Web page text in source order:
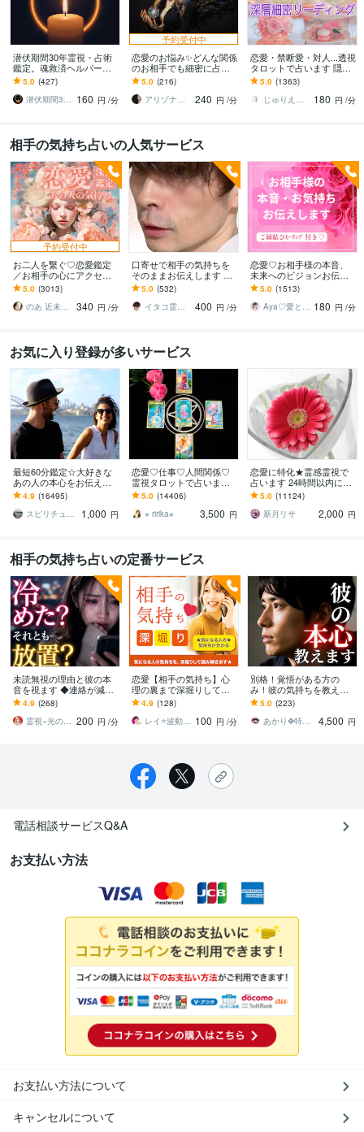
潜伏期間30年霊視・占術
鑑定。魂救済ヘルパーし
ます ◆元介護職。魂の声
を傾聴し実生活に活きる
鑑定をお届けします。
5.0 (427)
潜伏期間30年の霊視・占術鑑定 ひのわ 160 円 /分
予約受付中
恋愛のお悩み✨どんな関係
のお相手でも細密に占い
ます 片思い、相手の気持
ち、相性、未来、復縁、
出会い、複雑恋愛など
5.0 (216)
アリゾナ鑑定★Ayumi～愛結実
240 円 /分
恋愛・禁断愛・対人...透視
タロットで占います 隠さ
れた感情・今後の展開も
徹底鑑定。願いを叶えた
いあなたへ。
5.0 (1363)
じゅりえった✳︎GiulietTAROT
180 円 /分
相手の気持ち占いの人気サービス
予約受付中
お二人を繋ぐ♡恋愛鑑定
／お相手の心にアクセス
します お相手の温度感／
片思い／複雑／復縁／遠
距離／全世代鑑定中❣
5.0 (3013)
のあ 近未来鑑定師 TR OR LE
340 円 /分
口寄せで相手の気持ちを
そのままお伝えします 現
状を把握し未来を切り開
く方法を具体的にお伝え
します
5.0 (532)
イタコ霊能者 豊珠
400 円 /分
恋愛♡お相手様の本音、
未来へのビジョンお伝え
します どんな関係でも細
密にお伝えします✨ツイン
レイ ソウルメイト
5.0 (1513)
Aya♡愛と光のスピリチュアルガイド 180 円 /分
お気に入り登録が多いサービス
最短60分鑑定☆大好きな
あの人の本心をお伝えし
ます 【詳細不要】好きな
人の本音と将来への思
い。私をどう思ってる？
4.9 (16495)
スピリチュアルカウンセラー沙耶美
1,000 円
恋愛♡仕事♡人間関係♡
霊視タロットで占います
霊視鑑定♡恋愛アドバイ
ザーとして相手の心理も
詳しく解説します
5.0 (14406)
※ ririka※
3,500 円
恋愛に特化★霊感霊視で
占います 24時間以内に返
信、スピリチュアル鑑定
5.0 (11124)
新月リサ
2,000 円
相手の気持ち占いの定番サービス
未読無視の理由と彼の本
音を視ます ◆連絡が減っ
た理由と彼の本音を読み
解きます
4.9 (268)
霊視×光の柱 カルマ先生 200 円 /分
恋愛【相手の気持ち】心
理の裏まで深堀りして占
います ☆大手の電話占い
会社所属鑑定士が、あな
たの心を軽くします☆
4.9 (128)
レイ⭐波動をあげる占い☆開運カウンセラー 100 円 /分
別格！覚悟がある方の
み！彼の気持ちを教えま
す 恋愛成就へ導く特上級
鑑定～片想い・復縁・不
倫・相性・未来～
5.0 (223)
あかり✥特級星詠み占い師✥
4,500 円
電話相談サービスQ&A
お支払い方法
お支払い方法について
キャンセルについて